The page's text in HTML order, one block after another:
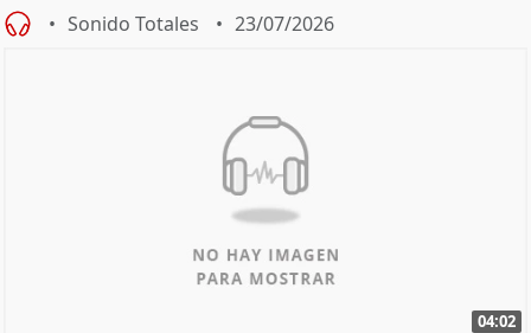
Sonido Totales 23/07/2026
04:02